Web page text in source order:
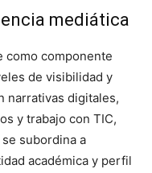
mediática
como componente
de visibilidad y
narrativas digitales,
y trabajo con TIC,
subordina a
académica y perfil